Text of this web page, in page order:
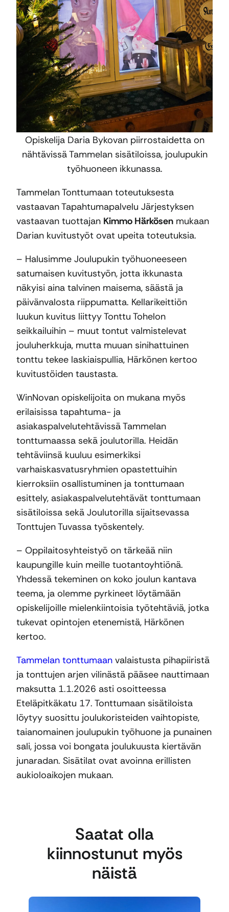
Opiskelija Daria Bykovan piirrostaidetta on
nähtävissä Tammelan sisätiloissa, joulupukin
työhuoneen ikkunassa.
Tammelan Tonttumaan toteutuksesta
vastaavan Tapahtumapalvelu Järjestyksen
vastaavan tuottajan Kimmo Härkösen mukaan
Darian kuvitustyöt ovat upeita toteutuksia.
– Halusimme Joulupukin työhuoneeseen
satumaisen kuvitustyön, jotta ikkunasta
näkyisi aina talvinen maisema, säästä ja
päivänvalosta riippumatta. Kellarikeittiön
luukun kuvitus liittyy Tonttu Tohelon
seikkailuihin – muut tontut valmistelevat
jouluherkkuja, mutta muuan sinihattuinen
tonttu tekee laskiaispullia, Härkönen kertoo
kuvitustöiden taustasta.
WinNovan opiskelijoita on mukana myös
erilaisissa tapahtuma- ja
asiakaspalvelutehtävissä Tammelan
tonttumaassa sekä joulutorilla. Heidän
tehtäviinsä kuuluu esimerkiksi
varhaiskasvatusryhmien opastettuihin
kierroksiin osallistuminen ja tonttumaan
esittely, asiakaspalvelutehtävät tonttumaan
sisätiloissa sekä Joulutorilla sijaitsevassa
Tonttujen Tuvassa työskentely.
– Oppilaitosyhteistyö on tärkeää niin
kaupungille kuin meille tuotantoyhtiönä.
Yhdessä tekeminen on koko joulun kantava
teema, ja olemme pyrkineet löytämään
opiskelijoille mielenkiintoisia työtehtäviä, jotka
tukevat opintojen etenemistä, Härkönen
kertoo.
Tammelan tonttumaan valaistusta pihapiiristä
ja tonttujen arjen vilinästä pääsee nauttimaan
maksutta 1.1.2026 asti osoitteessa
Eteläpitkäkatu 17. Tonttumaan sisätiloista
löytyy suosittu joulukoristeiden vaihtopiste,
taianomainen joulupukin työhuone ja punainen
sali, jossa voi bongata joulukuusta kiertävän
junaradan. Sisätilat ovat avoinna erillisten
aukioloaikojen mukaan.
Saatat olla
kiinnostunut myös
näistä